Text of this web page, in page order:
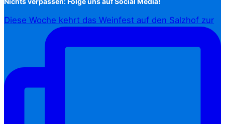
Diese Woche kehrt das Weinfest auf den Salzhof zur